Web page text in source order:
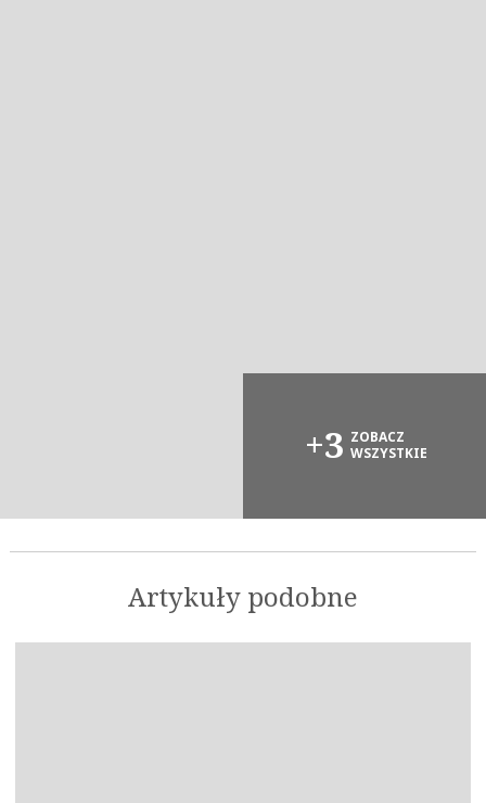
+3 ZOBACZ
WSZYSTKIE
Artykuły podobne